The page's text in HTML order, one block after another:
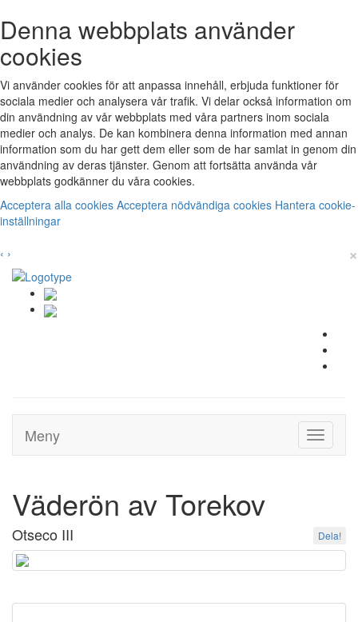
Denna webbplats använder
cookies
Vi använder cookies för att anpassa innehåll, erbjuda funktioner för
sociala medier och analysera vår trafik. Vi delar också information om
din användning av vår webbplats med våra partners inom sociala
medier och analys. De kan kombinera denna information med annan
information som du har gett dem eller som de har samlat in genom din
användning av deras tjänster. Genom att fortsätta använda vår
webbplats godkänner du våra cookies.
Acceptera alla cookies Acceptera nödvändiga cookies Hantera cookie-
inställningar
‹ › ×
Toggle
Meny
Väderön av Torekov
Otseco III Dela!